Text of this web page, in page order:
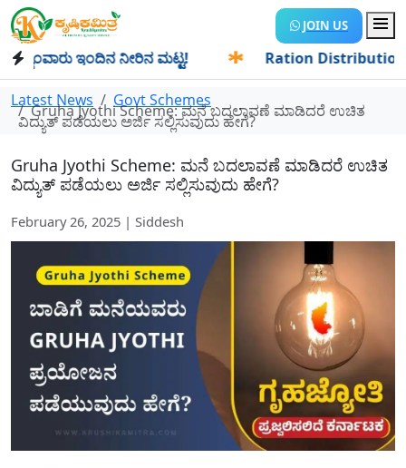
JOIN US
ಇಂದಿನ ನೀರಿನ ಮಟ್ಟ! Ration Distribution-
Latest News Govt Schemes
Gruha Jyothi Scheme: ಮನೆ ಬದಲಾವಣೆ ಮಾಡಿದರೆ ಉಚಿತ
ವಿದ್ಯುತ್ ಪಡೆಯಲು ಅರ್ಜಿ ಸಲ್ಲಿಸುವುದು ಹೇಗೆ?
Gruha Jyothi Scheme: ಮನೆ ಬದಲಾವಣೆ ಮಾಡಿದರೆ ಉಚಿತ
ವಿದ್ಯುತ್ ಪಡೆಯಲು ಅರ್ಜಿ ಸಲ್ಲಿಸುವುದು ಹೇಗೆ?
February 26, 2025 | Siddesh